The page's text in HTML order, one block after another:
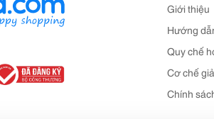
Giới thiệu
Hướng
Quy chế
Cơ chế
Chính